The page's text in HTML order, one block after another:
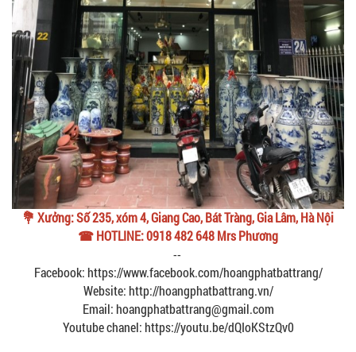
💐 Xưởng: Số 235, xóm 4, Giang Cao, Bát Tràng, Gia Lâm, Hà Nội
☎ HOTLINE: 0918 482 648 Mrs Phương
--
Facebook: https://www.facebook.com/hoangphatbattrang/
Website: http://hoangphatbattrang.vn/
Email: hoangphatbattrang@gmail.com
Youtube chanel: https://youtu.be/dQIoKStzQv0